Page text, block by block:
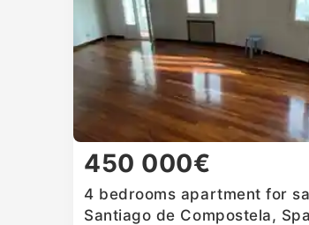
450 000€
4 bedrooms apartment for
Santiago de Compostela,